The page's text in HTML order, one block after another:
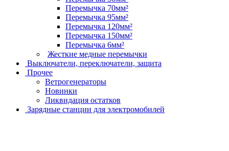
Перемычка 70мм²
Перемычка 95мм²
Перемычка 120мм²
Перемычка 150мм²
Перемычка 6мм²
Жесткие медные перемычки
Выключатели, переключатели, защита
Прочее
Ветрогенераторы
Новинки
Ликвидация остатков
Зарядные станции для электромобилей